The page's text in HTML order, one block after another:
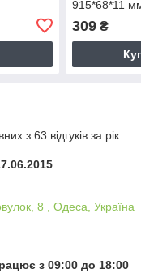
915*68*11
309₴
з 63 відгуків за рік
8 , Одеса, Україна
з 09:00 до 18:00